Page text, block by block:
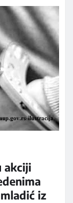
akciji
iz